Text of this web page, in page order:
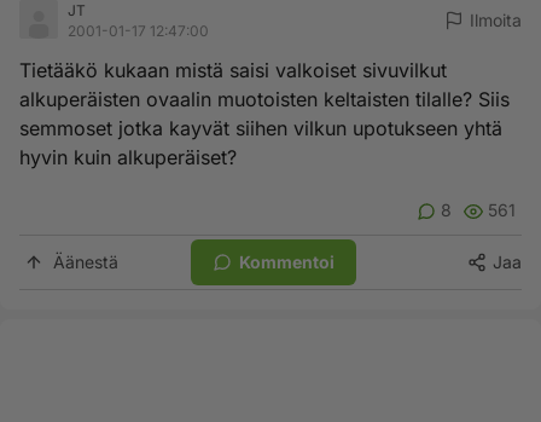
JT
2001-01-17 12:47:00
Ilmoita
Tietääkö kukaan mistä saisi valkoiset sivuvilkut
alkuperäisten ovaalin muotoisten keltaisten tilalle? Siis
semmoset jotka kayvät siihen vilkun upotukseen yhtä
hyvin kuin alkuperäiset?
8 561
Äänestä Kommentoi Jaa